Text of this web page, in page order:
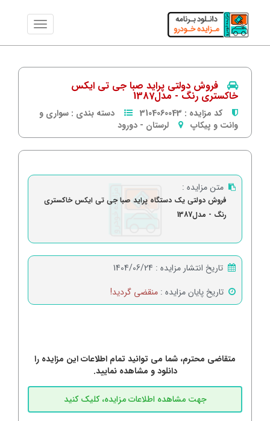
فروش دولتی پراید صبا جی تی ایکس
خاکستری رنگ - مدل1387
کد مزایده : 3104060043 دسته بندی : سواری و
وانت و پیکاپ
لرستان - دورود
متن مزایده :
فروش دولتی یک دستگاه پراید صبا جی تی ایکس خاکستری
رنگ - مدل1387
تاریخ انتشار مزایده : 1404/06/24
تاریخ پایان مزایده : منقضی گردید!
متقاضی محترم، شما می توانید تمام اطلاعات این مزایده را
دانلود و مشاهده نمایید.